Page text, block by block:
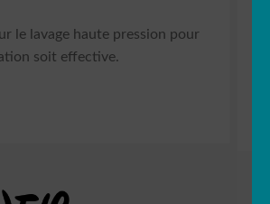
le lavage haute pression pour
soit effective.